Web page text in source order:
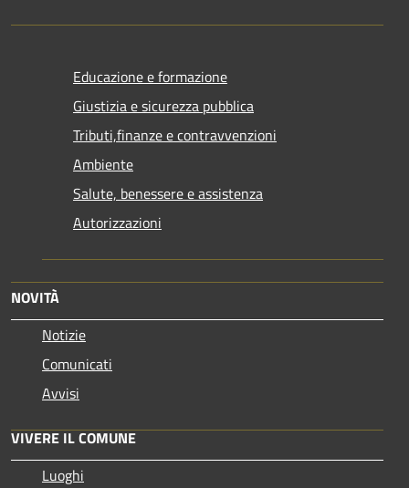
Educazione e formazione
Giustizia e sicurezza pubblica
Tributi,finanze e contravvenzioni
Ambiente
Salute, benessere e assistenza
Autorizzazioni
NOVITÀ
Notizie
Comunicati
Avvisi
VIVERE IL COMUNE
Luoghi